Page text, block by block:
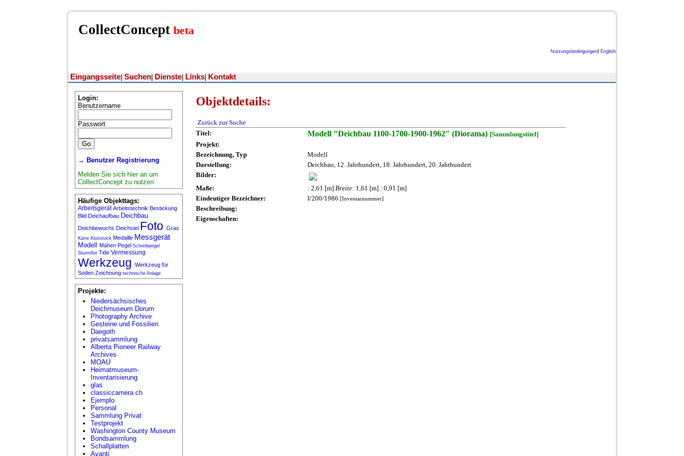
CollectConceptbeta
Nutzungsbedingungen| English
Eingangsseite |Suchen Dienste Links Kontakt
Login:
Benutzername
Passwort
→ Benutzer Registrierung
Melden Sie sich hier an um
CollectConcept zu nutzen
Häufige Objekttags:
ArbeitsgerätArbeitstechnikBestickung
BildDeichaufbau Deichbau
DeichbewuchsDeichsiel FotoGras
Karre Kluvstock Medaille Messgerät
ModellMähenPegelSchreibpegel
Sturmflut TideVermessung
WerkzeugWerkzeug für
SodenZeichnungtechnische Anlage
Projekte:
Niedersächsisches
Deichmuseum Dorum
Photography Archive
Gesteine und Fossilien
Daegoth
privatsammlung
Alberta Pioneer Railway
Archives
MOAU
Heimatmuseum-
Inventarisierung
glas
classiccamera.ch
Ejemplo
Personal
Sammlung Privat
Testprojekt
Washington County Museum
Bondsammlung
Schallplatten
Avanti
Objektdetails:
Zurück zur Suche
Titel:
Modell "Deichbau 1100-1700-1900-1962" (Diorama) [Sammlungstitel]
Projekt:
Bezeichnung, Typ
Modell
Darstellung:
Deichbau, 12. Jahrhundert, 18. Jahrhundert, 20. Jahrhundert
Bilder:
Maße:
: 2,61 [m]Breite: 1,61 [m] : 0,91 [m]
Eindeutiger Bezeichner:
I/200/1986[Inventarnummer]
Beschreibung:
Eigenschaften: